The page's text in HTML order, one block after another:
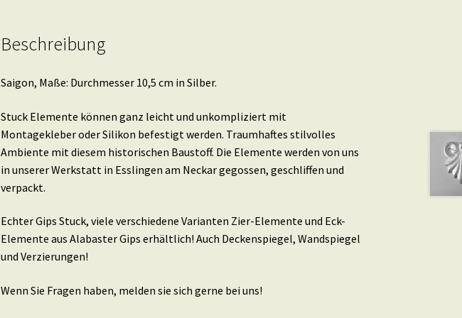
Beschreibung
Saigon, Maße: Durchmesser 10,5 cm in Silber.
Stuck Elemente können ganz leicht und unkompliziert mit
Montagekleber oder Silikon befestigt werden. Traumhaftes stilvolles
Ambiente mit diesem historischen Baustoff. Die Elemente werden von uns
in unserer Werkstatt in Esslingen am Neckar gegossen, geschliffen und
verpackt.
Echter Gips Stuck, viele verschiedene Varianten Zier-Elemente und Eck-
Elemente aus Alabaster Gips erhältlich! Auch Deckenspiegel, Wandspiegel
und Verzierungen!
Wenn Sie Fragen haben, melden sie sich gerne bei uns!